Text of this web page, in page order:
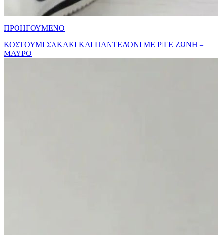
ΠΡΟΗΓΟΥΜΕΝΟ
ΚΟΣΤΟΥΜΙ ΣΑΚΑΚΙ ΚΑΙ ΠΑΝΤΕΛΟΝΙ ΜΕ ΡΙΓΕ ΖΩΝΗ –
ΜΑΥΡΟ